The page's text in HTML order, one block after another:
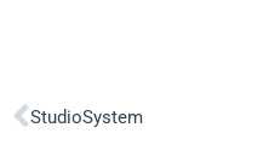
StudioSystem